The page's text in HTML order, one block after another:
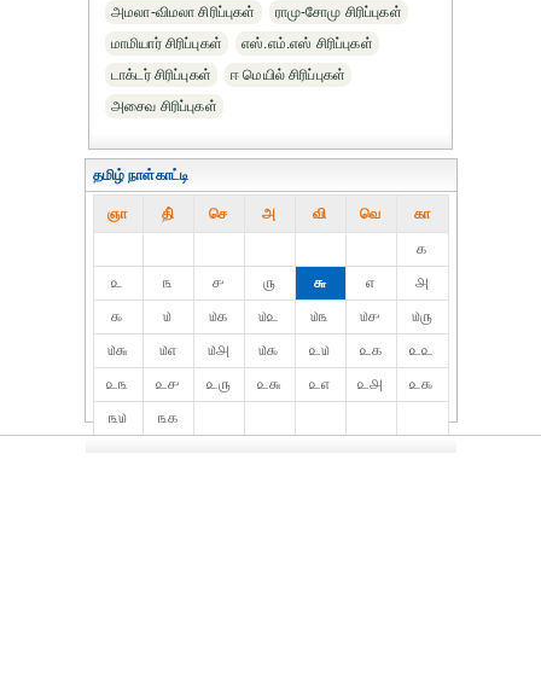
அமலா-விமலா சிரிப்புகள்
ராமு-சோமு சிரிப்புகள்
மாமியார் சிரிப்புகள்
எஸ்.எம்.எஸ் சிரிப்புகள்
டாக்டர் சிரிப்புகள்
ஈ மெயில் சிரிப்புகள்
அசைவ சிரிப்புகள்
தமிழ் நாள்காட்டி
ஞா தி் செ அ வி வெ கா
௧
௨
௩ ௪ ௫ ௬ ௭
௮
௯
௰ ௰௧ ௰௨ ௰௩ ௰௪
௰௫
௰௬
௰௭ ௰௮ ௰௯ ௨௰ ௨௧
௨௨
௨௩
௨௪ ௨௫ ௨௬ ௨௭ ௨௮
௨௯
௩௰
௩௧